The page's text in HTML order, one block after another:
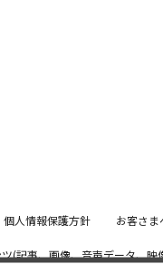
個人情報保護方針 お客さ
(記事、画像、音声データ、映